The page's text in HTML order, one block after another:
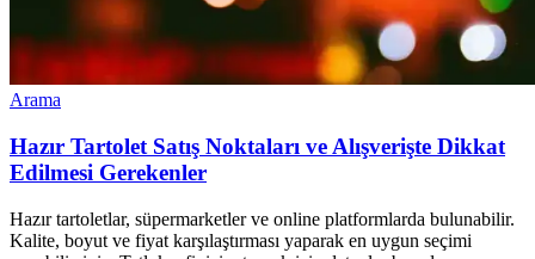
Arama
Hazır Tartolet Satış Noktaları ve Alışverişte Dikkat
Edilmesi Gerekenler
Hazır tartoletlar, süpermarketler ve online platformlarda bulunabilir.
Kalite, boyut ve fiyat karşılaştırması yaparak en uygun seçimi